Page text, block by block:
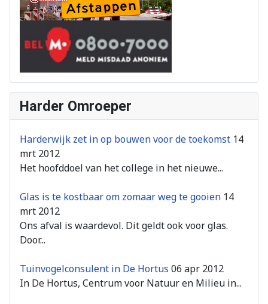
Harder Omroeper
Harderwijk zet in op bouwen voor de toekomst 14
mrt 2012
Het hoofddoel van het college in het nieuwe...
Glas is te kostbaar om zomaar weg te gooien 14
mrt 2012
Ons afval is waardevol. Dit geldt ook voor glas.
Door...
Tuinvogelconsulent in De Hortus 06 apr 2012
In De Hortus, Centrum voor Natuur en Milieu in...